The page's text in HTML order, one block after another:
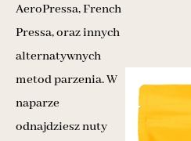
AeroPressa, French
Pressa, oraz innych
alternatywnych
metod parzenia. W
naparze
odnajdziesz nuty